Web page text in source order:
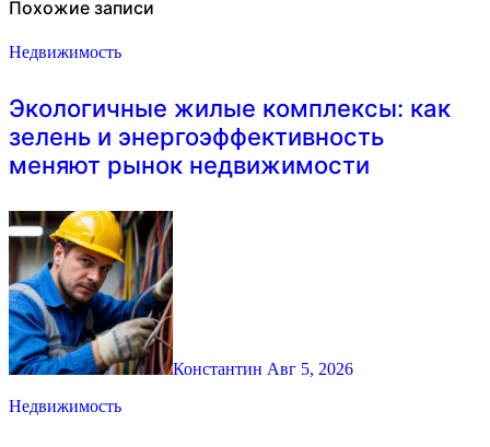
Похожие записи
Недвижимость
Экологичные жилые комплексы: как
зелень и энергоэффективность
меняют рынок недвижимости
Константин Авг 5, 2026
Недвижимость